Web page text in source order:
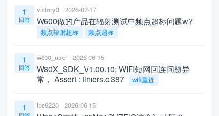
1
回答
victory3 2026-07-17
W600做的产品在辐射测试中频点超标问题w?
频点辐射超标 频点超标
1
回答
w800_user 2026-06-15
W80X_SDK_V1.00.10; WIFI短网回连问题异
常， Assert : timers.c 387
wifi重连
1 lee6220 2026-06-15